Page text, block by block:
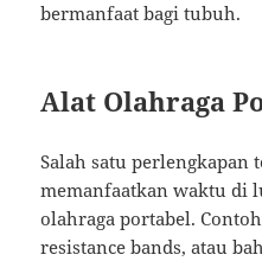
bermanfaat bagi tubuh.
Alat Olahraga
Salah satu perlengkapan
memanfaatkan waktu di
olahraga portabel.
resistance bands, atau